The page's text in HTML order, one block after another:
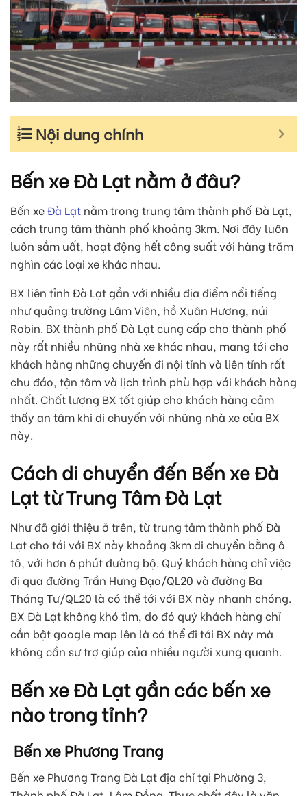
Nội dung chính
Bến xe Đà Lạt nằm ở đâu?
Bến xeĐà Lạt nằm trong trung tâm thành phố Đà Lạt,
cách trung tâm thành phố khoảng 3km. Nơi đây luôn
luôn sầm uất, hoạt động hết công suất với hàng trăm
nghìn các loại xe khác nhau.
BX liên tỉnh Đà Lạt gần với nhiều địa điểm nổi tiếng
như quảng trường Lâm Viên, hồ Xuân Hương, núi
Robin. BX thành phố Đà Lạt cung cấp cho thành phố
này rất nhiều những nhà xe khác nhau, mang tới cho
khách hàng những chuyến đi nội tỉnh và liên tỉnh rất
chu đáo, tận tâm và lịch trình phù hợp với khách hàng
nhất. Chất lượng BX tốt giúp cho khách hàng cảm
thấy an tâm khi di chuyển với những nhà xe của BX
này.
Cách di chuyển đến Bến xe Đà
Lạt từ Trung Tâm Đà Lạt
Như đã giới thiệu ở trên, từ trung tâm thành phố Đà
Lạt cho tới với BX này khoảng 3km di chuyển bằng ô
tô, với hơn 6 phút đường bộ. Quý khách hàng chỉ việc
đi qua đường Trần Hưng Đạo/QL20 và đường Ba
Tháng Tư/QL20 là có thể tới với BX này nhanh chóng.
BX Đà Lạt không khó tìm, do đó quý khách hàng chỉ
cần bật google map lên là có thể đi tới BX này mà
không cần sự trợ giúp của nhiều người xung quanh.
Bến xe Đà Lạt gần các bến xe
nào trong tỉnh?
Bến xe Phương Trang
Bến xe Phương Trang Đà Lạt địa chỉ tại Phường 3,